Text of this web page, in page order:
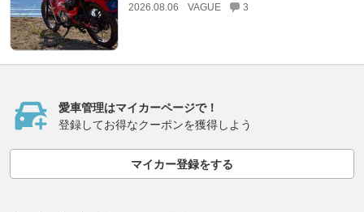
2026.08.06 VAGUE 3
愛車管理はマイカーページで！
登録してお得なクーポンを獲得しよう
マイカー登録をする